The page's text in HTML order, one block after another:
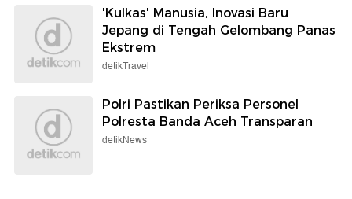
'Kulkas' Manusia, Inovasi Baru
Jepang di Tengah Gelombang Panas
Ekstrem
detikTravel
Polri Pastikan Periksa Personel
Polresta Banda Aceh Transparan
detikNews